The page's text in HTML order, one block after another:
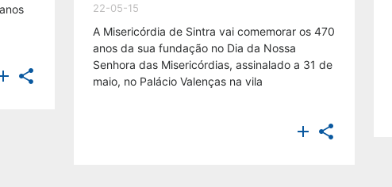

22-05-15
A Misericórdia de Sintra vai comemorar os 470
anos da sua fundação no Dia da Nossa
Senhora das Misericórdias, assinalado a 31 de
maio, no Palácio Valenças na vila
 